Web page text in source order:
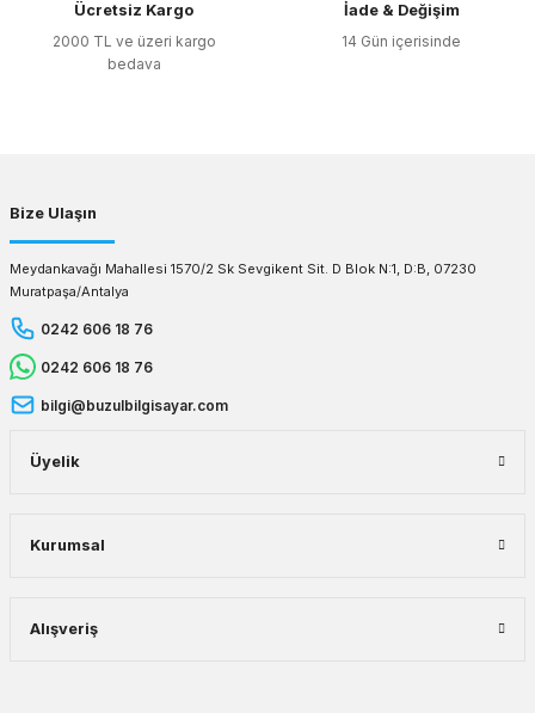
Ücretsiz Kargo
2000 TL ve üzeri kargo
bedava
İade & Değişim
14 Gün içerisinde
Bize Ulaşın
Meydankavağı Mahallesi 1570/2 Sk Sevgikent Sit. D Blok N:1, D:B, 07230
Muratpaşa/Antalya
0242 606 18 76
0242 606 18 76
bilgi@buzulbilgisayar.com
Üyelik
Kurumsal
Alışveriş